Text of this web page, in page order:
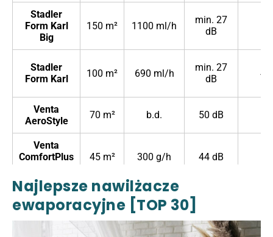
Stadler
Form Karl
Big
150 m² 1100 ml/h
min. 27
dB
Stadler
Form Karl
100 m² 690 ml/h
min. 27
dB
Venta
AeroStyle
70 m² b.d. 50 dB
Venta
ComfortPlus
45 m² 300 g/h 44 dB
Boneco
H700
150 m² 1000 ml/h
Najlepsze nawilżacze
ewaporacyjne [TOP 30]